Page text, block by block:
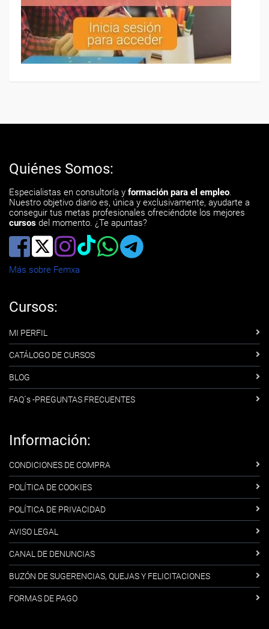
Quiénes Somos:
Especialistas en consultoría y formación para el empleo.
Nuestro objetivo diario es, única y exclusivamente, ayudarte a
conseguir tus metas profesionales ofreciéndote los mejores
cursos del momento. ¿Te apuntas?
Más sobre Femxa
Cursos:
MI PERFIL
CATÁLOGO DE CURSOS
BLOG
FAQ´s -PREGUNTAS FRECUENTES
Información:
CONDICIONES DE COMPRA
POLÍTICA DE COOKIES
POLÍTICA DE PRIVACIDAD
AVISO LEGAL
CANAL DE DENUNCIAS
BUZÓN DE SUGERENCIAS, QUEJAS Y FELICITACIONES
FORMAS DE PAGO